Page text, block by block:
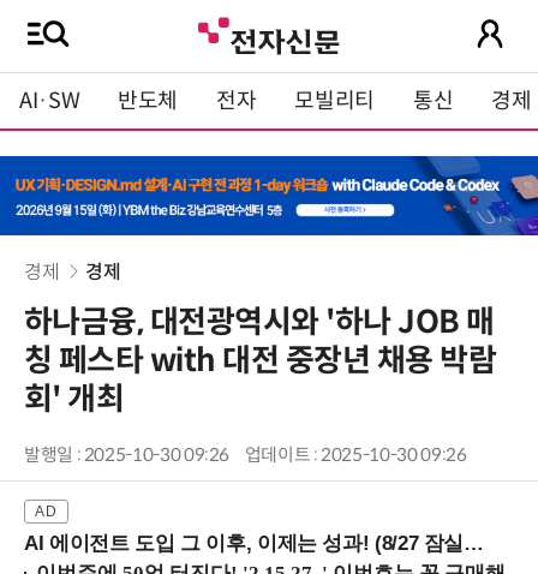
AI·SW 반도체 전자 모빌리티 통신 경제
경제 경제
하나금융, 대전광역시와 '하나 JOB 매
칭 페스타 with 대전 중장년 채용 박람
회' 개최
발행일 : 2025-10-30 09:26 업데이트 : 2025-10-30 09:26
AI 에이전트 도입 그 이후, 이제는 성과! (8/27 잠실역)